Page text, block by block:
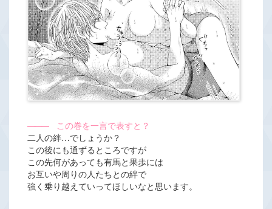
―――この巻を一言で表すと？
二人の絆…でしょうか？
この後にも通ずるところですが
この先何があっても有馬と果歩には
お互いや周りの人たちとの絆で
強く乗り越えていってほしいなと思います。